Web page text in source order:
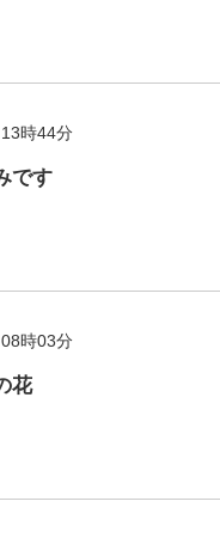
時44分
です
時03分
花